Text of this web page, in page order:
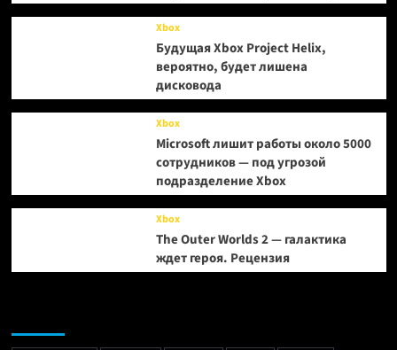
Xbox
Будущая Xbox Project Helix,
вероятно, будет лишена
дисковода
Xbox
Microsoft лишит работы около 5000
сотрудников — под угрозой
подразделение Xbox
Xbox
The Outer Worlds 2 — галактика
ждет героя. Рецензия